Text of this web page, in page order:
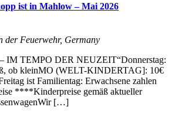
ist in Mahlow – Mai 2026
der Feuerwehr, Germany
IM TEMPO DER NEUZEIT“Donnerstag:
ob kleinMO (WELT-KINDERTAG]: 10€
ist Familientag: Erwachsene zahlen
****Kinderpreise gemäß aktueller
[…]